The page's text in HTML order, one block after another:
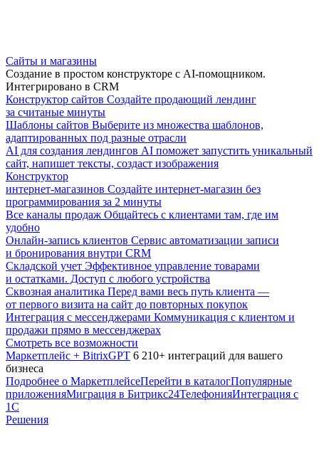
Сайты и магазины
Создание в простом конструкторе с AI-помощником.
Интегрировано в CRM
Конструктор сайтов Создайте продающий лендинг
за считаные минуты
Шаблоны сайтов Выберите из множества шаблонов,
адаптированных под разные отрасли
AI для создания лендингов AI поможет запустить уникальный
сайт, напишет тексты, создаст изображения
Конструктор
интернет-магазинов Создайте интернет-магазин без
программирования за 2 минуты
Все каналы продаж Общайтесь с клиентами там, где им
удобно
Онлайн-запись клиентов Сервис автоматизации записи
и бронирования внутри CRM
Складской учет Эффективное управление товарами
и остатками. Доступ с любого устройства
Сквозная аналитика Перед вами весь путь клиента —
от первого визита на сайт до повторных покупок
Интеграция с мессенджерами Коммуникация с клиентом и
продажи прямо в мессенджерах
Смотреть все возможности
Маркетплейс + BitrixGPT 6 210+ интеграций для вашего
бизнеса
Подробнее о МаркетплейсеПерейти в каталогПопулярные
приложенияМиграция в Битрикс24ТелефонияИнтеграция с
1С
Решения